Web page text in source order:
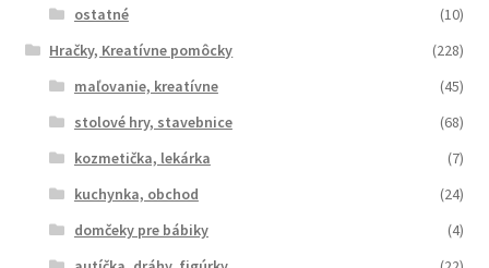
ostatné
(10)
Hračky, Kreatívne pomôcky
(228)
maľovanie, kreatívne
(45)
stolové hry, stavebnice
(68)
kozmetička, lekárka
(7)
kuchynka, obchod
(24)
domčeky pre bábiky
(4)